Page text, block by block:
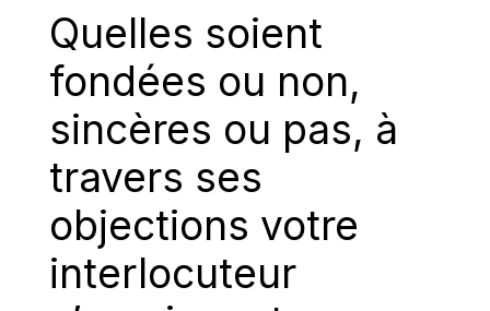
Quelles soient
fondées ou non,
sincères ou pas, à
travers ses
objections votre
interlocuteur